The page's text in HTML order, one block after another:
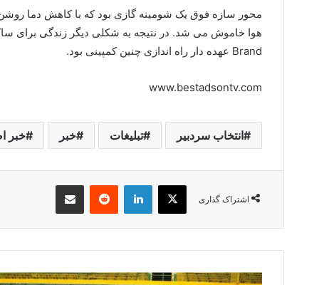
محور سازه فوق یک شومینه گازی بود که با کاهش دما
هوا خاموش می شد. در نتیجه به شکلی دیگر زندگی برای
Brand عهده دار راه اندازی چنین کمپینی بود.
www.bestadsontv.com
انتخاب سردبیر تبلیغات خبر خبر
اشتراک گذاری
X لینکدین ‫رددیت اشتراک گذاری از طریق ایمیل